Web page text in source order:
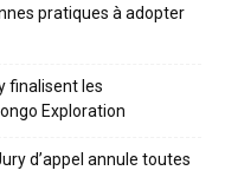
pratiques à adopter
finalisent les
Exploration
d’appel annule toutes